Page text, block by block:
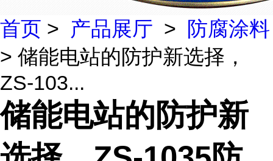
首页 > 产品展厅 >
防腐涂料
> 储能电站的防护新选择，
ZS-103...
储能电站的防护新